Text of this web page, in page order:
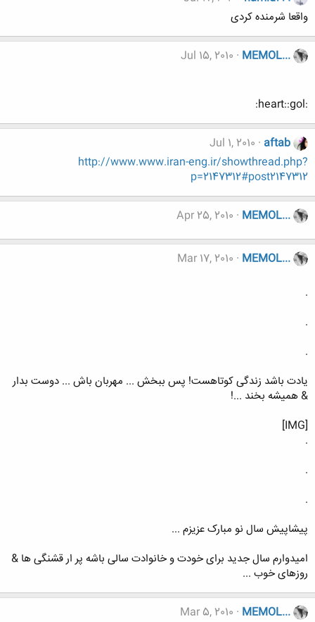
واقعا شرمنده کردی
MEMOL...
Jul 15, 2010
:heart::gol:
aftab
Jul 1, 2010
http://www.www.iran-eng.ir/showthread.php?
p=2147312#post2147312
MEMOL...
Apr 25, 2010
MEMOL...
Mar 17, 2010
.
.
.
یادت باشد زندگی کوتاهست! پس ببخش ... مهربان باش ... دوست بدار
& همیشه بخند ...!
[IMG]
.
.
.
پیشاپیش سال نو مبارک عزیزم ...
امیدوارم سال جدید برای خودت و خانوادت سالی باشه پر ار قشنگی ها &
روزهای خوب ...
MEMOL...
Mar 5, 2010